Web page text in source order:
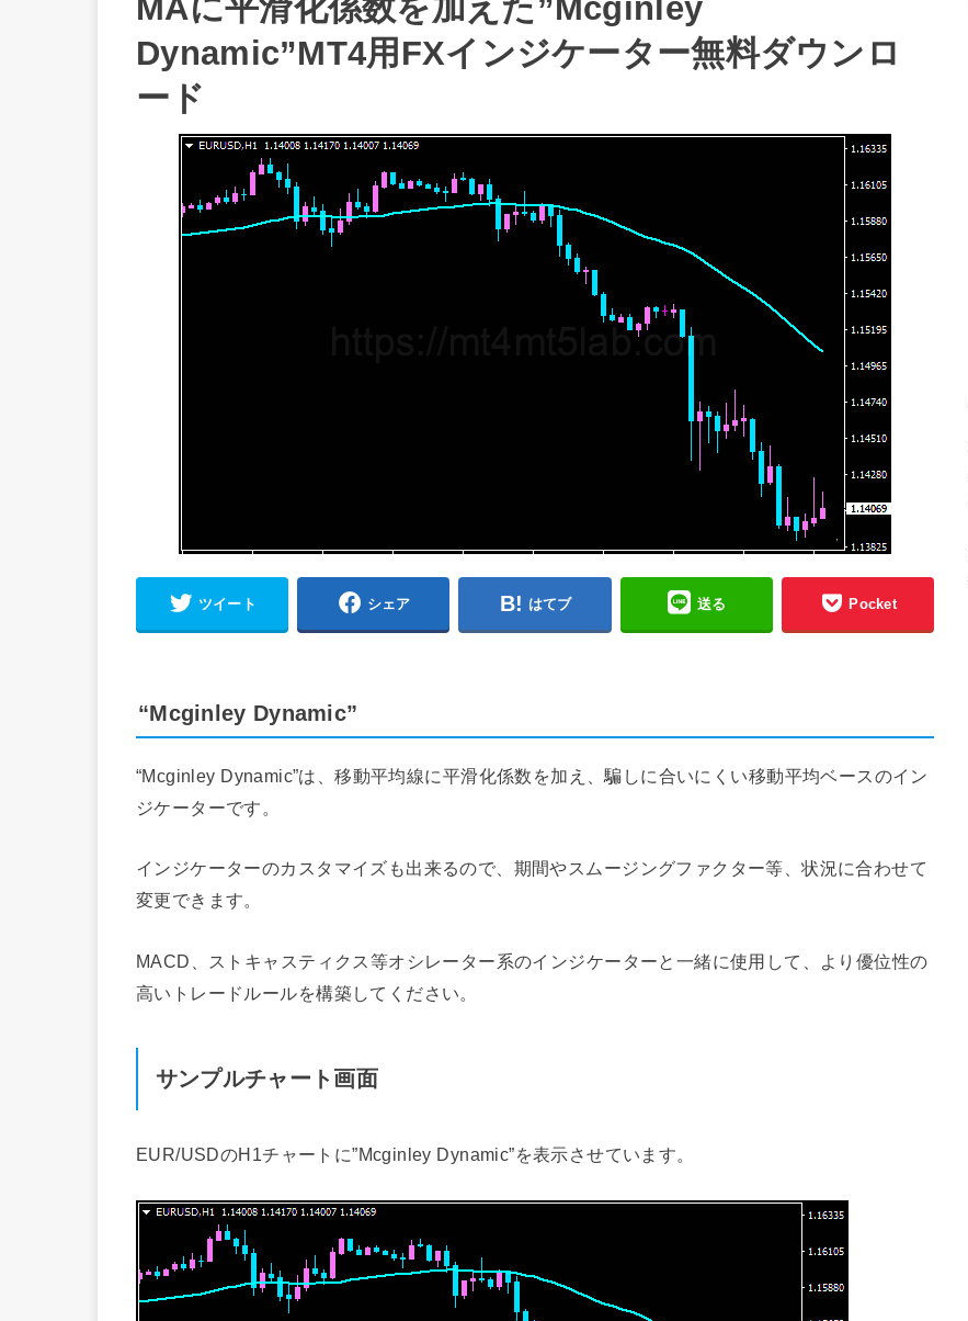
MAに平滑化係数を加えた”Mcginley
Dynamic”MT4用FXインジケーター無料ダウンロ
ード
ツイート シェア はてブ 送る Pocket
“Mcginley Dynamic”
“Mcginley Dynamic”は、移動平均線に平滑化係数を加え、騙しに合いにくい移動平均ベースのイン
ジケーターです。
インジケーターのカスタマイズも出来るので、期間やスムージングファクター等、状況に合わせて
変更できます。
MACD、ストキャスティクス等オシレーター系のインジケーターと一緒に使用して、より優位性の
高いトレードルールを構築してください。
サンプルチャート画面
EUR/USDのH1チャートに”Mcginley Dynamic”を表示させています。